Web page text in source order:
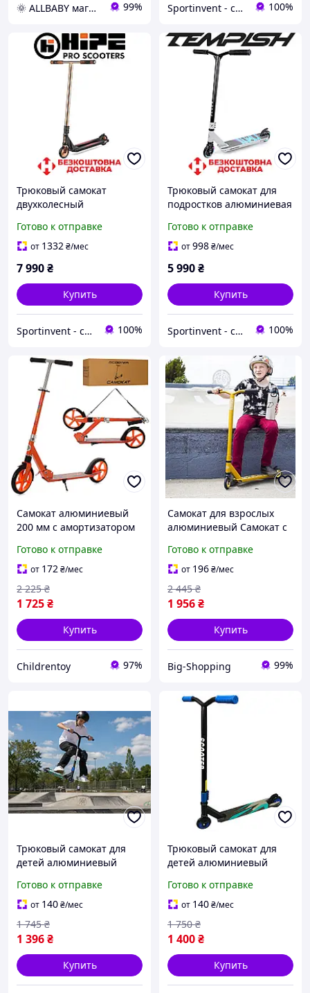
🌞 ALLBABY магазин товаров для детей 99% Sportinvent - спортивный интернет магазин 100%
Трюковый самокат
двухколесный
H9 Black/Chrome SCS 88А
АВЕС 9 нагрузка 100 вес
Готово к отправке
от 1332₴/мес
7 990₴
Купить
Sportinvent - спортивный интернет магазин 100%
Трюковый самокат для
подростков алюминиевая
110 мм 85A ABEC 9
нагрузка 100 кг вес 3,77 кг
Готово к отправке
от998₴/мес
5 990₴
Купить
Sportinvent - спортивный интернет магазин 100%
Самокат алюминиевый
200 мм с амортизатором
Готово к отправке
от 172₴/мес
1 725₴
2 225 ₴
Купить
Childrentoy 97%
Самокат для взрослых
алюминиевый Самокат с
100 кг Самокат с задним
ножным тормозом Fuzion
X3 Pro Самокат дв
Готово к отправке
от 196₴/мес
1 956₴
2 445 ₴
Купить
Big-Shopping 99%
Трюковый самокат для
детей алюминиевый
Детский крепкий
трюковой самокат f10blue
Готово к отправке
от 140₴/мес
1 396₴
1 745 ₴
Купить
Трюковый самокат для
детей алюминиевый
6 лет Самокат
профессиональный
трюковый Трюковой
самокат стрит
Готово к отправке
от 140₴/мес
1 400₴
1 750 ₴
Купить